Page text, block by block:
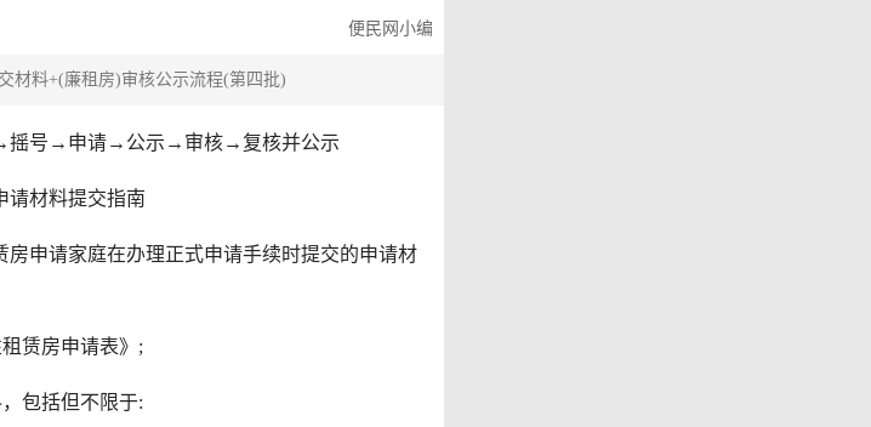
便民网小编
材料+(廉租房)审核公示流程(第四批)
号→申请→公示→审核→复核并公示
材料提交指南
申请家庭在办理正式申请手续时提交的申请材
赁房申请表》;
包括但不限于: